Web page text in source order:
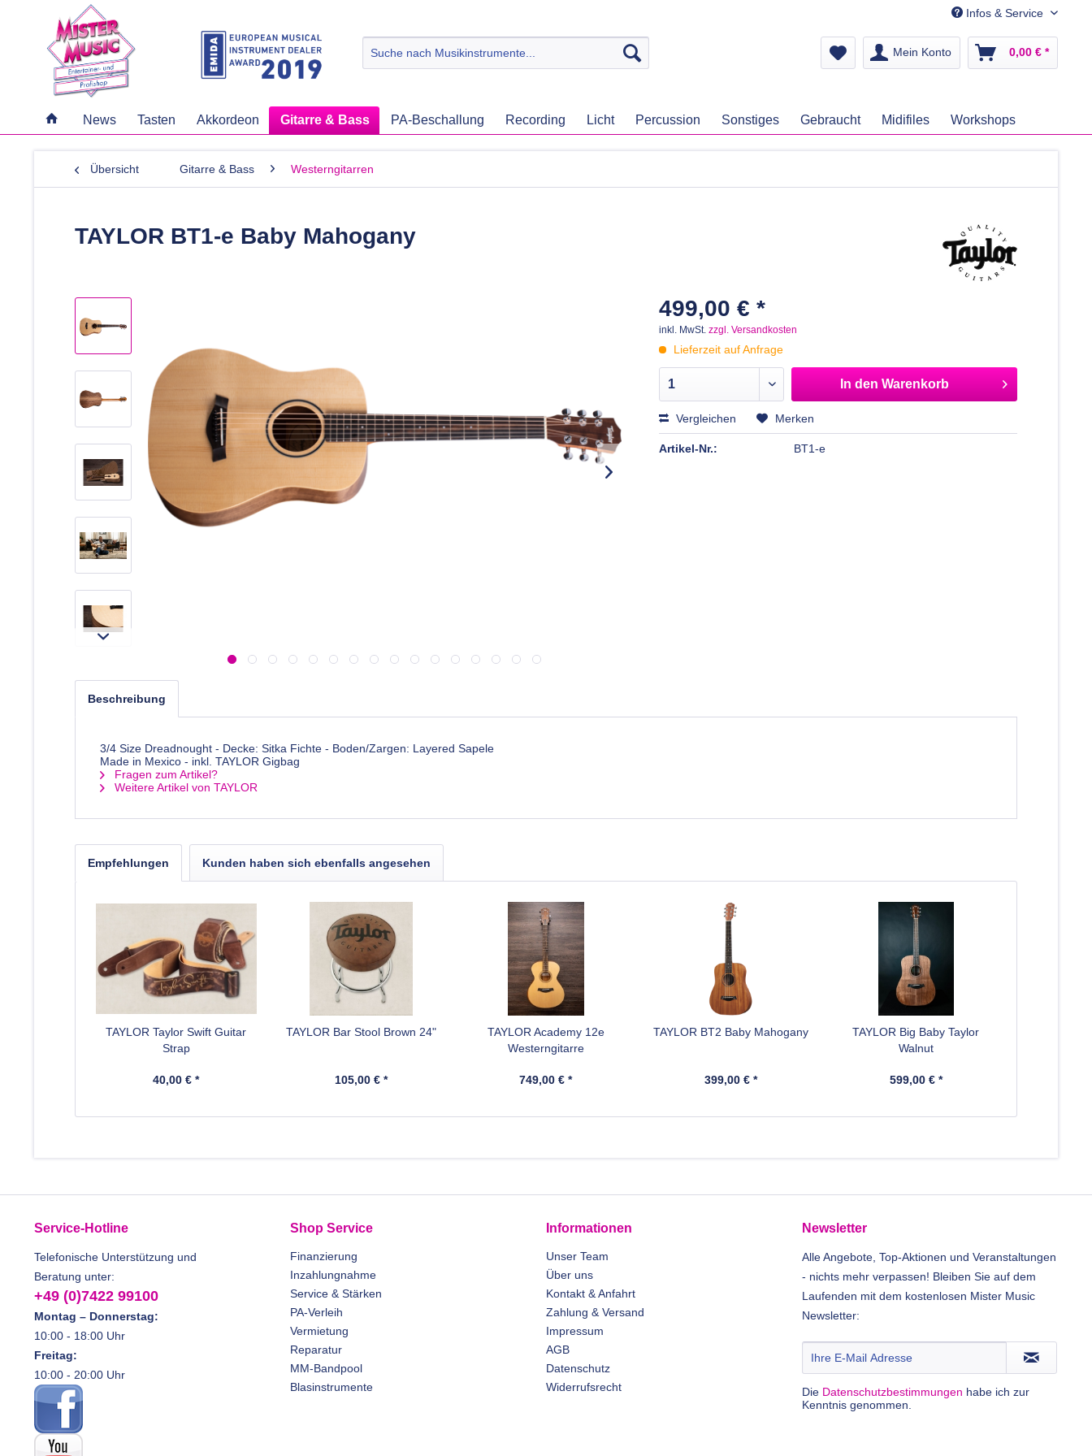
Infos & Service
Mein Konto 0,00 € *
News Tasten Akkordeon Gitarre & Bass PA-Beschallung Recording Licht Percussion Sonstiges Gebraucht Midifiles Workshops
Übersicht Gitarre & Bass Westerngitarren
TAYLOR BT1-e Baby Mahogany
499,00 € *
inkl. MwSt.zzgl. Versandkosten
Lieferzeit auf Anfrage
In den Warenkorb
Vergleichen Merken
Artikel-Nr.: BT1-e
Beschreibung
3/4 Size Dreadnought - Decke: Sitka Fichte - Boden/Zargen: Layered Sapele
Made in Mexico - inkl. TAYLOR Gigbag
Fragen zum Artikel?
Weitere Artikel von TAYLOR
Empfehlungen Kunden haben sich ebenfalls angesehen
TAYLOR Taylor Swift Guitar
Strap
40,00 € *
TAYLOR Bar Stool Brown 24"
105,00 € *
TAYLOR Academy 12e
Westerngitarre
749,00 € *
TAYLOR BT2 Baby Mahogany
399,00 € *
TAYLOR Big Baby Taylor
Walnut
599,00 € *
Service-Hotline
Telefonische Unterstützung und
Beratung unter:
+49 (0)7422 99100
Montag – Donnerstag:
10:00 - 18:00 Uhr
Freitag:
10:00 - 20:00 Uhr
Shop Service
Finanzierung
Inzahlungnahme
Service & Stärken
PA-Verleih
Vermietung
Reparatur
MM-Bandpool
Blasinstrumente
Informationen
Unser Team
Über uns
Kontakt & Anfahrt
Zahlung & Versand
Impressum
AGB
Datenschutz
Widerrufsrecht
Newsletter
Alle Angebote, Top-Aktionen und Veranstaltungen
- nichts mehr verpassen! Bleiben Sie auf dem
Laufenden mit dem kostenlosen Mister Music
Newsletter:
Die Datenschutzbestimmungen habe ich zur
Kenntnis genommen.